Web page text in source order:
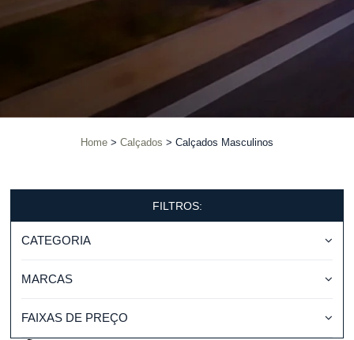
Home Calçados Calçados Masculinos
FILTROS:
CATEGORIA
MARCAS
FAIXAS DE PREÇO